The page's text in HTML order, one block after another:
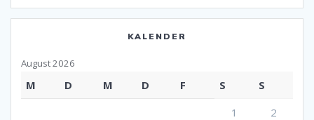
KALENDER
August 2026
M D M D F S
S
1
2